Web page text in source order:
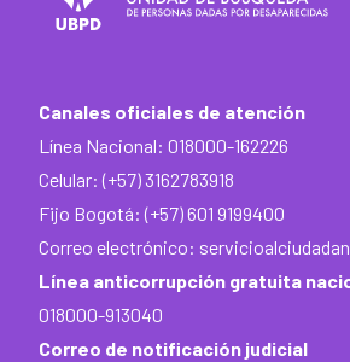
Canales oficiales de atención
Línea Nacional: 018000-162226
Celular: (+57) 3162783918
Fijo Bogotá: (+57) 601 9199400
Correo electrónico:
Línea anticorrupción gratuita
018000-913040
Correo de notificación judicial